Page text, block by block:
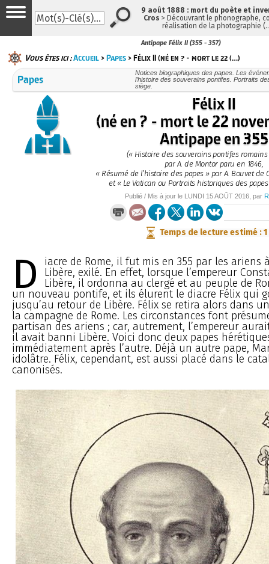
Antipape Félix II (355 - 357)
Vous êtes ici :Accueil >Papes > Félix II (né en ? - mort le 22 (…)
Papes
Notices biographiques des papes. Les
l’histoire des souverains pontifes. Portraits
siège.
Félix II
(né en ? - mort le 22
Antipape en 355
(« Histoire des souverains pontifes romains
par A. de Montor paru en 1846,
« Résumé de l’histoire des papes » par A. Bouvet de
et « Le Vatican ou Portraits historiques des papes
Publié / Mis à jour le LUNDI 15 AOÛT 2016, par
Temps de lecture estimé : 1
D
iacre de Rome, il fut mis en 355 par les ariens
Libère, exilé. En effet, lorsque l’empereur
Libère, il ordonna au clergé et au peuple de
un nouveau pontife, et ils élurent le diacre Félix qui
jusqu’au retour de Libère. Félix se retira alors dans
la campagne de Rome. Les circonstances font
partisan des ariens ; car, autrement, l’empereur
il avait banni Libère. Voici donc deux papes
immédiatement après l’autre. Déjà un autre pape,
idolâtre. Félix, cependant, est aussi placé dans le
canonisés.
9 août 1888 : mort du poète et
Cros > Découvrant le phonographe,
réalisation de la photographie